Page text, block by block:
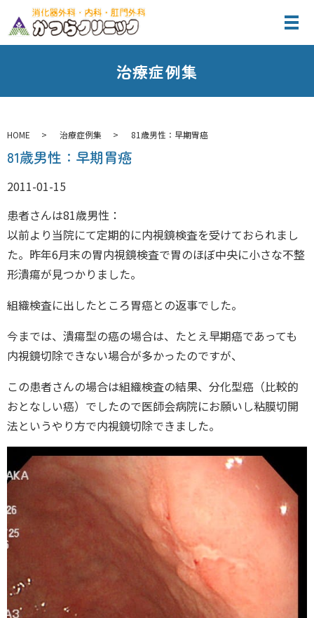
治療症例集
HOME 治療症例集 81歳男性：早期胃癌
81歳男性：早期胃癌
2011-01-15
患者さんは81歳男性：
以前より当院にて定期的に内視鏡検査を受けておられまし
た。昨年6月末の胃内視鏡検査で胃のほぼ中央に小さな不整
形潰瘍が見つかりました。
組織検査に出したところ胃癌との返事でした。
今までは、潰瘍型の癌の場合は、たとえ早期癌であっても
内視鏡切除できない場合が多かったのですが、
この患者さんの場合は組織検査の結果、分化型癌（比較的
おとなしい癌）でしたので医師会病院にお願いし粘膜切開
法というやり方で内視鏡切除できました。